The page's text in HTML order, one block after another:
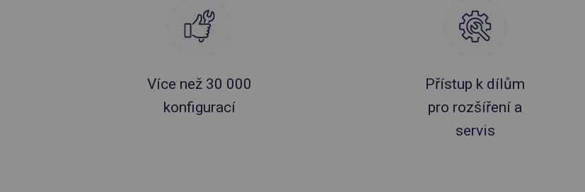
Více než 30 000
konfigurací
Přístup k dílům
pro rozšíření a
servis